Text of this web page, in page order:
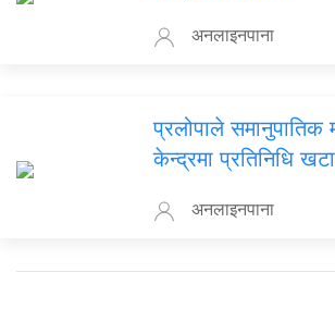
अनलाइनपाना
प्रलोपाले समानुपातिक
केन्द्रमा प्रतिनिधि
अनलाइनपाना